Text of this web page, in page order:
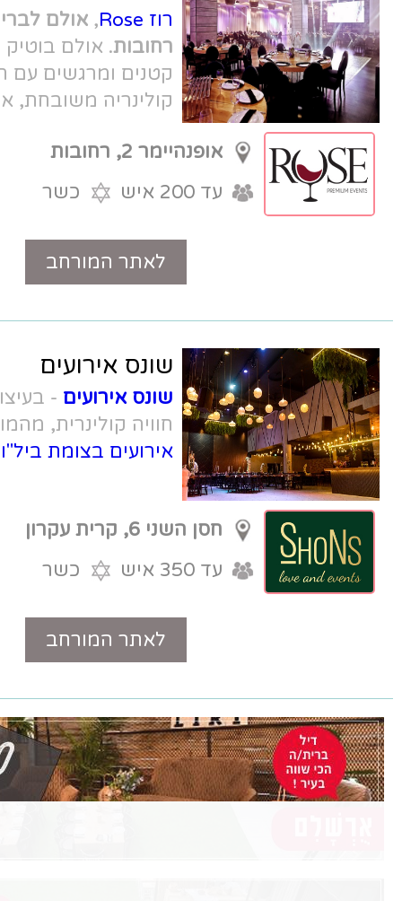
רוז Rose ,אולם לברית בפארק המדע,
רחובות. אולם בוטיק ומלא קסם. אירועים
קטנים ומרגשים עם חניה צמודה,
קולינריה משובחת, אנשי מקצוע
מדהימים.
אופנהיימר 2, רחובות
כשר
טלפון
שונס אירועים
שונס אירועים- בעיצוב מחודש ויפהפה,
חוויה קולינרית, מהמומלצים מביןאולמות
אירועים בצומת ביל"ו
חסן השני 6, קרית עקרון
כשר
טלפון